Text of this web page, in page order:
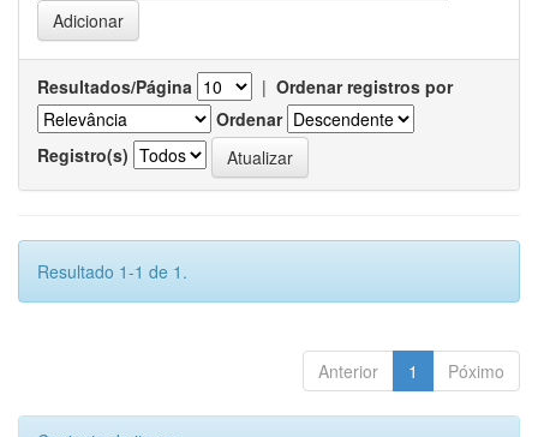
Resultados/Página | Ordenar registros por
Ordenar
Registro(s)
Resultado 1-1 de 1.
Anterior 1 Póximo